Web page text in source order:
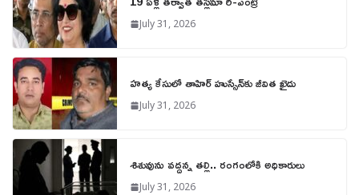
July 31, 2026
హత్య కేసులో తాహిర్ హుస్సేన్‌కు జీవిత ఖైదు
July 31, 2026
శిశువును వద్దన్న తల్లి.. రంగంలోకి అధికారులు
July 31, 2026